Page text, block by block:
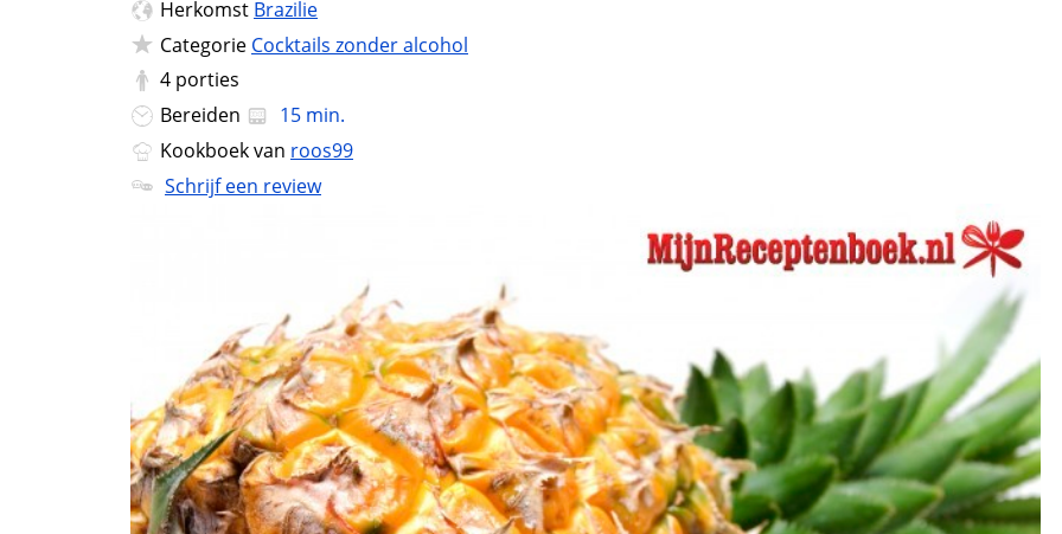
Herkomst Brazilie
Categorie Cocktails zonder alcohol
4 porties
Bereiden
15 min.
Kookboek van roos99
Schrijf een review